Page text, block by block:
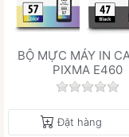
BỘ MỰC MÁY IN
PIXMA E460
Chưa
Đặt hàng